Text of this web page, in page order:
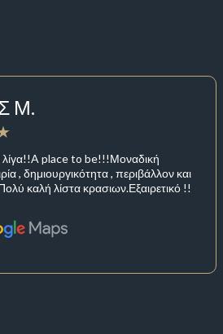
Μ.
λίγα!!A place to be!!!Μοναδική
, δημιουργικότητα , περιβάλλον και
καλή λίστα κρασιων.Εξαιρετικό !!